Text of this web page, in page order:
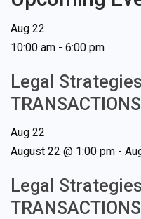
Aug 22
10:00 am - 6:00 pm
Legal
TRANSACTIONS
Aug 22
August 22 @ 1:00 pm -
Legal
TRANSACTIONS